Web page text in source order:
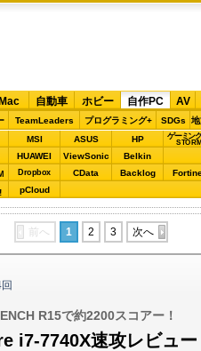
自動車 ホビー 自作PC AV
TeamLeaders プログラミング+ SDGs
MSI ASUS HP ゲーミン
STORM
HUAWEI ViewSonic Belkin
Dropbox CData Backlog
pCloud
前へ 1 2 3 次へ
R15で約2200スコアー！
i7-7740X速攻レビュー